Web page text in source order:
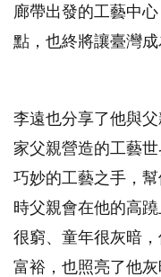
廊帶出發的工藝中
點，也終將讓臺灣成
李遠也分享了他與
家父親營造的工藝
巧妙的工藝之手，
時父親會在他的高
很窮、童年很灰暗
富裕，也照亮了他